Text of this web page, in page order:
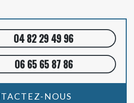
04 82 29 49 96
06 65 65 87 86
NOUS